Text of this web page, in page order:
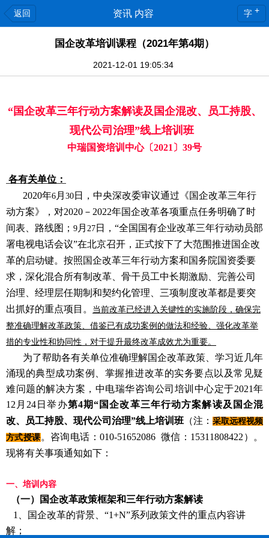
返回 资讯 内容 字 +
国企改革培训课程（2021年第4期）
2021-12-01 19:05:34
“国企改革三年行动方案解读及国企混改、员工持股、
现代公司治理”线上培训班
中瑞国资培训中心〔2021〕39号
各有关单位：
2020年6 月 30 日，中央深改委审议通过《国企改革三年行
动方案》，对2020－2022年国企改革各项重点任务明确了时
间表、路线图； 9 月 27 日，“全国国有企业改革三年行动动员部
署电视电话会议”在北京召开，正式按下了大范围推进国企改
革的启动键。 按照国企改革三年行动方案和国务院国资委要
求，深化混合所有制改革、骨干员工中长期激励、完善公司
治理、经理层任期制和契约化管理、三项制度改革都是要突
出抓好的重点项目。
当前改革已经进入关键性的实施阶段，确保完
整准确理解改革政策、借鉴已有成功案例的做法和经验、强化改革举
措的专业性和协同性，对于提升最终改革成效尤为重要。
为了帮助各有关单位准确理解国企改革政策、学习近几年
涌现的典型成功案例、掌握推进改革的实务要点以及常见疑
难问题的解决方案，中电瑞华咨询公司培训中心定于2021年
12月24日举办第4期“国企改革三年行动方案解读及国企混
改、员工持股、现代公司治理”线上培训班 （注： 采取远程视频
方式授课。咨询电话：010-51652086 微信：15311808422）。
现将有关事项通知如下：
一、培训内容
（一）国企改革政策框架和三年行动方案解读
1、国企改革的背景、“1+N”系列政策文件的重点内容讲
解；